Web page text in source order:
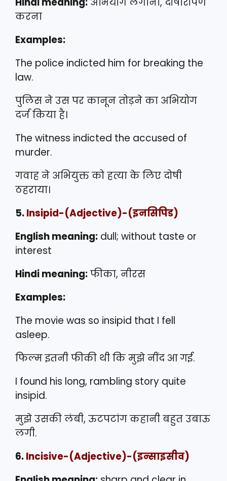
करना
Examples:
The police indicted him for breaking the
law.
पुलिस ने उस पर कानून तोड़ने का अभियोग
दर्ज किया है।
The witness indicted the accused of
murder.
गवाह ने अभियुक्त को हत्या के लिए दोषी
ठहराया।
5.Insipid-(Adjective)-(इनसिपिड)
English meaning: dull; without taste or
interest
Hindi meaning:फीका, नीरस
Examples:
The movie was so insipid that I fell
asleep.
फिल्म इतनी फीकी थी कि मुझे नींद आ गई.
I found his long, rambling story quite
insipid.
मुझे उसकी लंबी, ऊटपटांग कहानी बहुत उबाऊ
लगी.
6.Incisive-(Adjective)-(इन्साइसीव)